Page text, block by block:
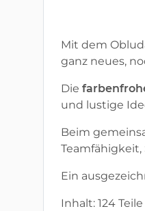
Mit dem
ganz neues,
Die
und lustige
Beim
Ein
Inhalt: 124